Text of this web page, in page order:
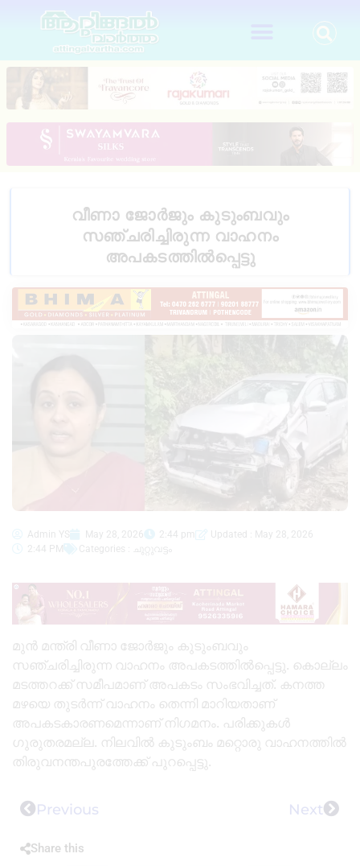
വീണാ ജോർജും കുടുംബവും
സഞ്ചരിച്ചിരുന്ന വാഹനം
അപകടത്തിൽപ്പെട്ടു
Admin YS May 28, 2026 2:44 pm
Updated : May 28, 2026
2:44 PM
Categories : ചുറ്റുവട്ടം
മുൻ മന്ത്രി വീണാ ജോർജും കുടുംബവും
സഞ്ചരിച്ചിരുന്ന വാഹനം അപകടത്തിൽപ്പെട്ടു. കൊല്ലം
മടത്തറക്ക് സമീപമാണ് അപകടം സംഭവിച്ചത്. കനത്ത
മഴയെ തുടർന്ന് വാഹനം തെന്നി മാറിയതാണ്
അപകടകാരണമെന്നാണ് നിഗമനം. പരിക്കുകൾ
ഗുരുതരമല്ല. നിലവിൽ കുടുംബം മറ്റൊരു വാഹനത്തിൽ
തിരുവനന്തപുരത്തേക്ക് പുറപ്പെട്ടു.
Previous Next
Share this